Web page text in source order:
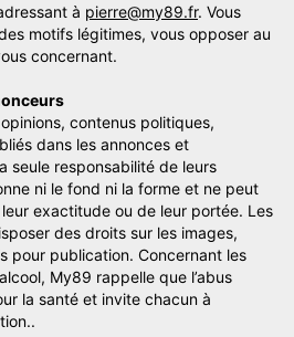
à pierre@my89.fr. Vous
motifs légitimes, vous opposer au
concernant.
contenus politiques,
dans les annonces et
seule responsabilité de leurs
ni le fond ni la forme et ne peut
exactitude ou de leur portée. Les
des droits sur les images,
pour publication. Concernant les
My89 rappelle que l’abus
la santé et invite chacun à